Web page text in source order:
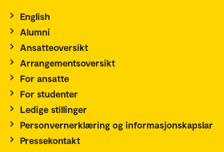
English
Alumni
Ansatteoversikt
Arrangementsoversikt
For ansatte
For studenter
Ledige stillinger
Personvernerklæring og informasjonskapslar
Pressekontakt